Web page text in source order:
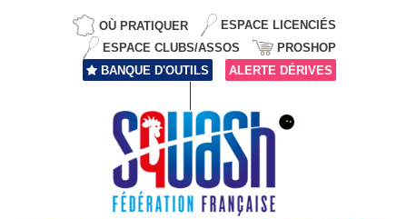
OÙ PRATIQUER
ESPACE LICENCIÉS
ESPACE CLUBS/ASSOS
PROSHOP
BANQUE D'OUTILS
ALERTE DÉRIVES